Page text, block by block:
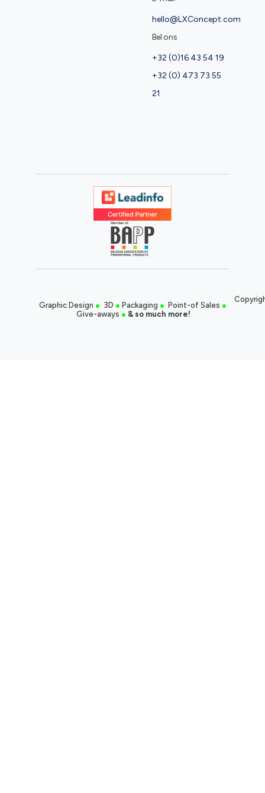
hello@LXConcept.com
Bel ons
+32 (0)16 43 54 19
+32 (0) 473 73 55
21
Graphic Design ● 3D ● Packaging ● Point-of Sales ●
Give-aways ● & so much more!